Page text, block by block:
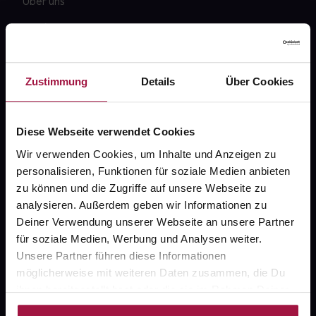
Zustimmung Details Über Cookies
Diese Webseite verwendet Cookies
Wir verwenden Cookies, um Inhalte und Anzeigen zu
personalisieren, Funktionen für soziale Medien anbieten
zu können und die Zugriffe auf unsere Webseite zu
analysieren. Außerdem geben wir Informationen zu
Deiner Verwendung unserer Webseite an unsere Partner
für soziale Medien, Werbung und Analysen weiter.
Unsere Partner führen diese Informationen
möglicherweise mit weiteren Daten zusammen, die Du
ihnen bereitgestellt hast oder die sie im Rahmen Deiner
Nutzung der Dienste gesammelt haben.
Karriere
Barrierefreiheitserklärung
PAYBACK
gesund-versorger.de
Sanitätshäuser
Datenschutz
AGB
Impressum
Unsere Vorteile